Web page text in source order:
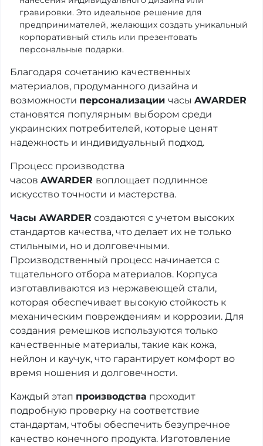
гравировки. Это идеальное решение для
предпринимателей, желающих создать уникальный
корпоративный стиль или презентовать
персональные подарки.
Благодаря сочетанию качественных
материалов, продуманного дизайна и
возможности персонализации часы AWARDER
становятся популярным выбором среди
украинских потребителей, которые ценят
надежность и индивидуальный подход.
Процесс производства
часов AWARDER воплощает подлинное
искусство точности и мастерства.
Часы AWARDER создаются с учетом высоких
стандартов качества, что делает их не только
стильными, но и долговечными.
Производственный процесс начинается с
тщательного отбора материалов. Корпуса
изготавливаются из нержавеющей стали,
которая обеспечивает высокую стойкость к
механическим повреждениям и коррозии. Для
создания ремешков используются только
качественные материалы, такие как кожа,
нейлон и каучук, что гарантирует комфорт во
время ношения и долговечности.
Каждый этап производства проходит
подробную проверку на соответствие
стандартам, чтобы обеспечить безупречное
качество конечного продукта. Изготовление